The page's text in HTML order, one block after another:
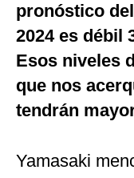
pronóstico
2024 es débil
Esos niveles
que nos
tendrán
Yamasaki